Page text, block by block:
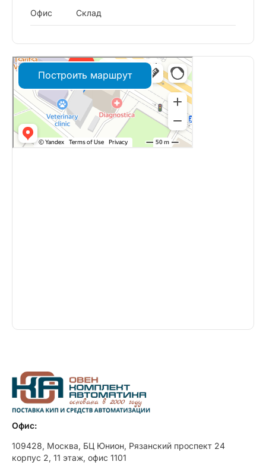
Офис Склад
Построить маршрут
Офис:
109428, Москва, БЦ Юнион, Рязанский проспект 24
корпус 2, 11 этаж, офис 1101